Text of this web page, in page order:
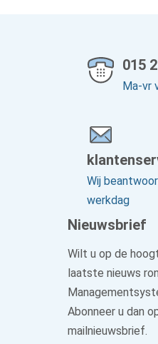
015
Ma-vr
Wij
werkdag
Nieuwsbrief
Wilt u op de
laatste nieuws
Abonneer u dan
mailnieuwsbrief.